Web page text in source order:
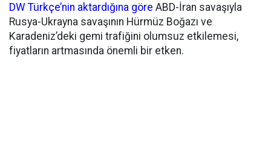
DW Türkçe’nin aktardığına göre ABD-İran savaşıyla
Rusya-Ukrayna savaşının Hürmüz Boğazı ve
Karadeniz’deki gemi trafiğini olumsuz etkilemesi,
fiyatların artmasında önemli bir etken.